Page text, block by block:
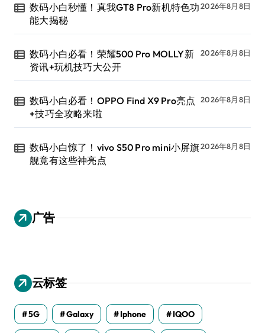
数码小白秒懂！真我GT8 Pro新机特色功
能大揭秘
2026年8月8日
数码小白必看！荣耀500 Pro MOLLY新
资讯+玩机技巧大公开
2026年8月8日
数码小白必看！OPPO Find X9 Pro亮点
+技巧全攻略来啦
2026年8月8日
数码小白惊了！vivo S50 Pro mini小屏旗
舰竟有这些神亮点
2026年8月8日
广告
云标签
5G Galaxy Iphone IQOO